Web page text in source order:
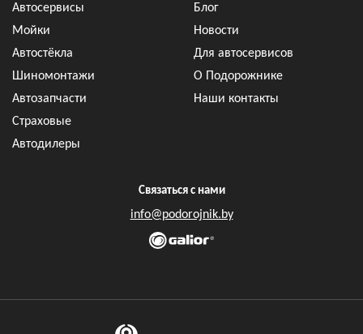
Автосервисы
Мойки
Автостёкла
Шиномонтажи
Автозапчасти
Страховые
Автодилеры
Блог
Новости
Для автосервисов
О Подорожнике
Наши контакты
Связаться с нами
info@podorojnik.by